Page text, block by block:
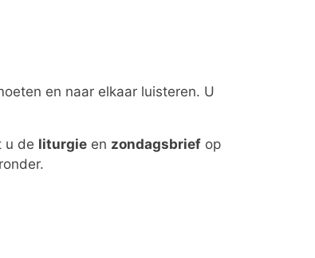
en naar elkaar luisteren. U
u de liturgie en zondagsbrief op